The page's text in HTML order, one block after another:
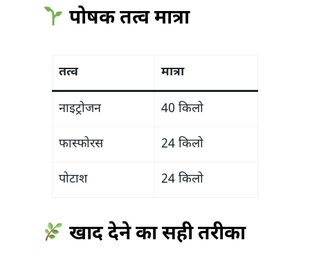
पोषक तत्व मात्रा
तत्व मात्रा
नाइट्रोजन 40 किलो
फास्फोरस 24 किलो
पोटाश 24 किलो
खाद देने का सही तरीका